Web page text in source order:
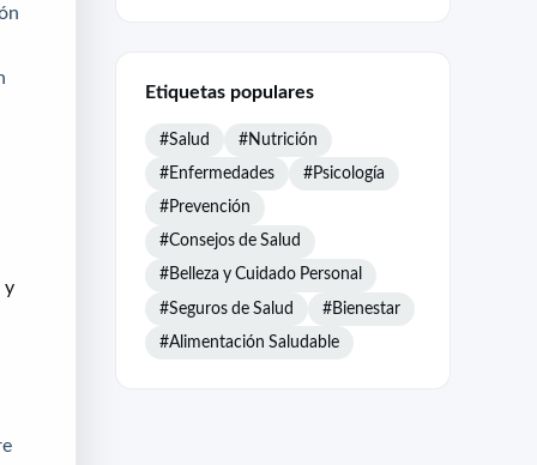
y
Etiquetas populares
#Salud #Nutrición
#Enfermedades #Psicología
#Prevención
#Consejos de Salud
#Belleza y Cuidado Personal
#Seguros de Salud #Bienestar
#Alimentación Saludable